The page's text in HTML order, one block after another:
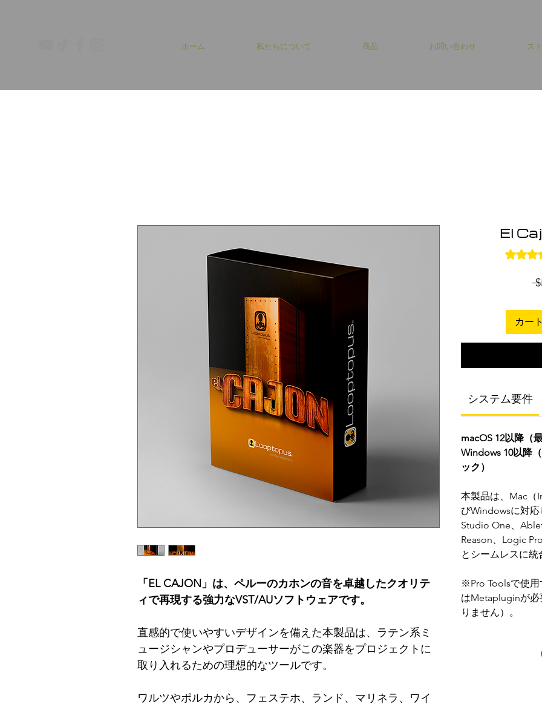
ホーム 私たちについて 商品 お問い合わせ ス
「EL CAJON」は、ペルーのカホンの音を卓越したクオリテ
ィで再現する強力なVST/AUソフトウェアです。
直感的で使いやすいデザインを備えた本製品は、ラテン系ミ
ュージシャンやプロデューサーがこの楽器をプロジェクトに
取り入れるための理想的なツールです。
ワルツやポルカから、フェステホ、ランド、マリネラ、ワイ
El
評価は4
カー
システム要件
macOS 12以降（
Windows 10以降
ック）
本製品は、Mac（
びWindowsに対応
Studio One、
Reason、Logic
とシームレスに統
※Pro Toolsで使用
はMetapluginが必
りません）。